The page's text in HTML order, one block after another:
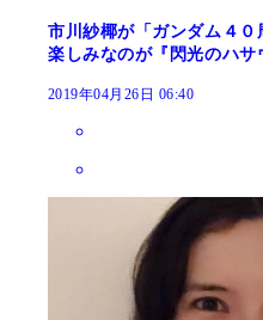
市川紗椰が「ガンダム４０
楽しみなのが『閃光のハサ
2019年04月26日 06:40